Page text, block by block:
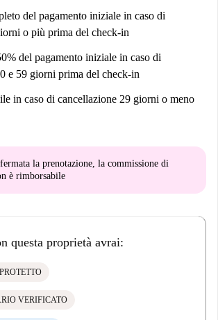
del pagamento iniziale in caso di
o più prima del check-in
del pagamento iniziale in caso di
e 59 giorni prima del check-in
in caso di cancellazione 29 giorni o meno
la prenotazione, la commissione di
è rimborsabile
questa proprietà avrai:
VERIFICATO